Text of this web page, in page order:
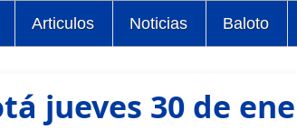
Articulos Noticias Baloto
jueves 30 de